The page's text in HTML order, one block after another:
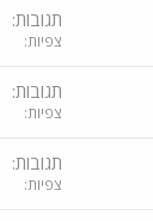
תגובות
צפיות
תגובות
צפיות
תגובות
צפיות